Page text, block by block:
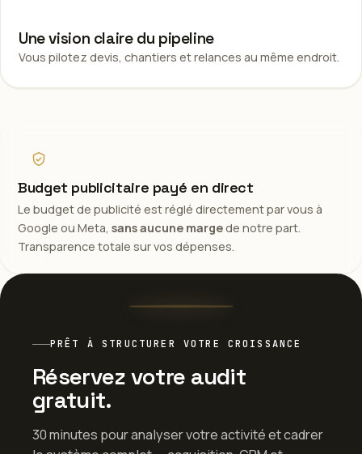
Une vision claire du pipeline
Vous pilotez devis, chantiers et relances au même endroit.
Budget publicitaire payé en direct
Le budget de publicité est réglé directement par vous à
Google ou Meta, sans aucune margede notre part.
Transparence totale sur vos dépenses.
PRÊT À STRUCTURER VOTRE CROISSANCE
Réservez votre audit
gratuit.
30 minutes pour analyser votre activité et cadrer